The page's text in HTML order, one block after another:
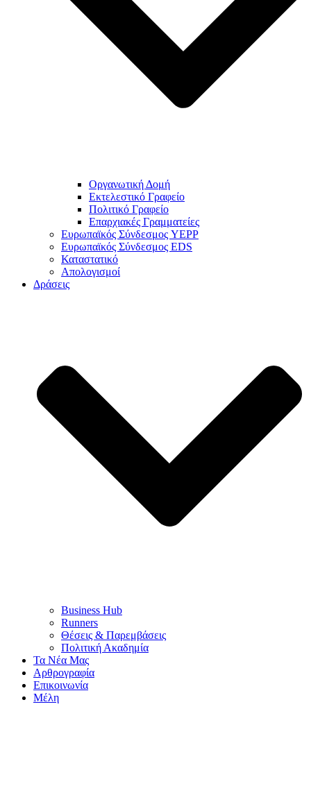
Οργανωτική Δομή
Εκτελεστικό Γραφείο
Πολιτικό Γραφείο
Επαρχιακές Γραμματείες
Ευρωπαϊκός Σύνδεσμος YEPP
Ευρωπαϊκός Σύνδεσμος EDS
Καταστατικό
Απολογισμοί
Δράσεις
Business Hub
Runners
Θέσεις & Παρεμβάσεις
Πολιτική Ακαδημία
Τα Νέα Μας
Αρθρογραφία
Επικοινωνία
Μέλη